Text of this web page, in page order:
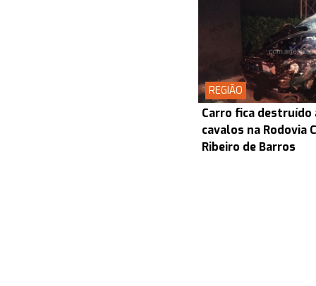
REGIÃO
Carro fica
cavalos na Rodovia
Ribeiro de Barros